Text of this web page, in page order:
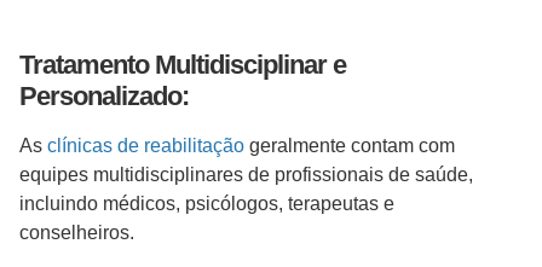
Tratamento Multidisciplinar e
Personalizado:
As clínicas de reabilitação geralmente contam com
equipes multidisciplinares de profissionais de saúde,
incluindo médicos, psicólogos, terapeutas e
conselheiros.